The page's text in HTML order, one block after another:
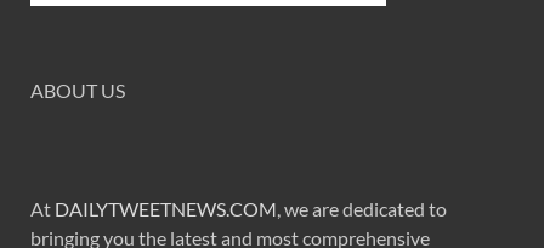
ABOUT US
At DAILYTWEETNEWS.COM, we are dedicated to
bringing you the latest and most comprehensive